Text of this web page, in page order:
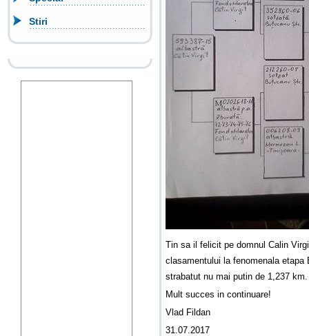
Stiri
Tin sa il felicit pe domnul Calin
clasamentului la fenomenala etapa
strabatut nu mai putin de 1,237
Mult succes in continuare!
Vlad Fildan
31.07.2017